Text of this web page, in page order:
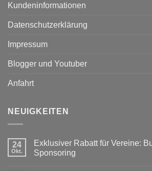
Kundeninformationen
Datenschutzerklärung
Impressum
Blogger und Youtuber
Anfahrt
NEUIGKEITEN
24
Okt.
Exklusiver Rabatt für Vereine:
Sponsoring